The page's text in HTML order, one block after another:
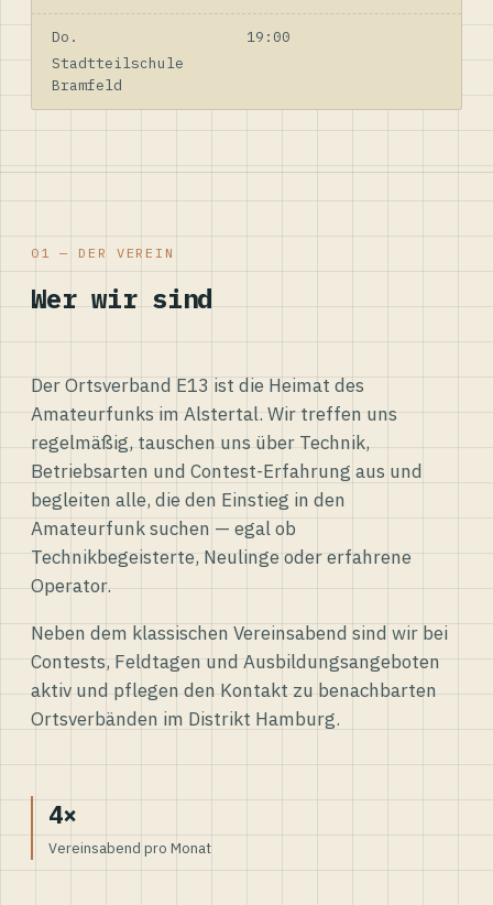
Do.
19:00
Stadtteilschule
Bramfeld
01 — DER VEREIN
Wer wir sind
Der Ortsverband E13 ist die Heimat des
Amateurfunks im Alstertal. Wir treffen uns
regelmäßig, tauschen uns über Technik,
Betriebsarten und Contest-Erfahrung aus und
begleiten alle, die den Einstieg in den
Amateurfunk suchen — egal ob
Technikbegeisterte, Neulinge oder erfahrene
Operator.
Neben dem klassischen Vereinsabend sind wir bei
Contests, Feldtagen und Ausbildungsangeboten
aktiv und pflegen den Kontakt zu benachbarten
Ortsverbänden im Distrikt Hamburg.
4×
Vereinsabend pro Monat